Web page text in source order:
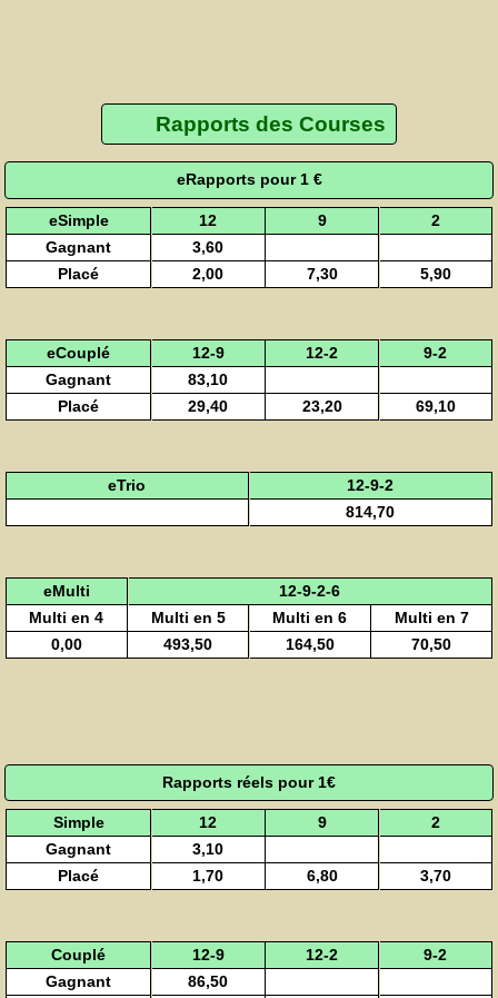
Rapports des Courses
eRapports pour 1 €
eSimple 12 9
2
Gagnant
3,60
Placé
2,00 7,30 5,90
eCouplé 12-9 12-2
9-2
Gagnant
83,10
Placé
29,40 23,20 69,10
eTrio
12-9-2
814,70
eMulti
12-9-2-6
Multi en 4
Multi en 5 Multi en 6
Multi en 7
0,00
493,50 164,50 70,50
Rapports réels pour 1€
Simple 12 9
2
Gagnant
3,10
Placé
1,70 6,80 3,70
Couplé 12-9 12-2
9-2
Gagnant
86,50